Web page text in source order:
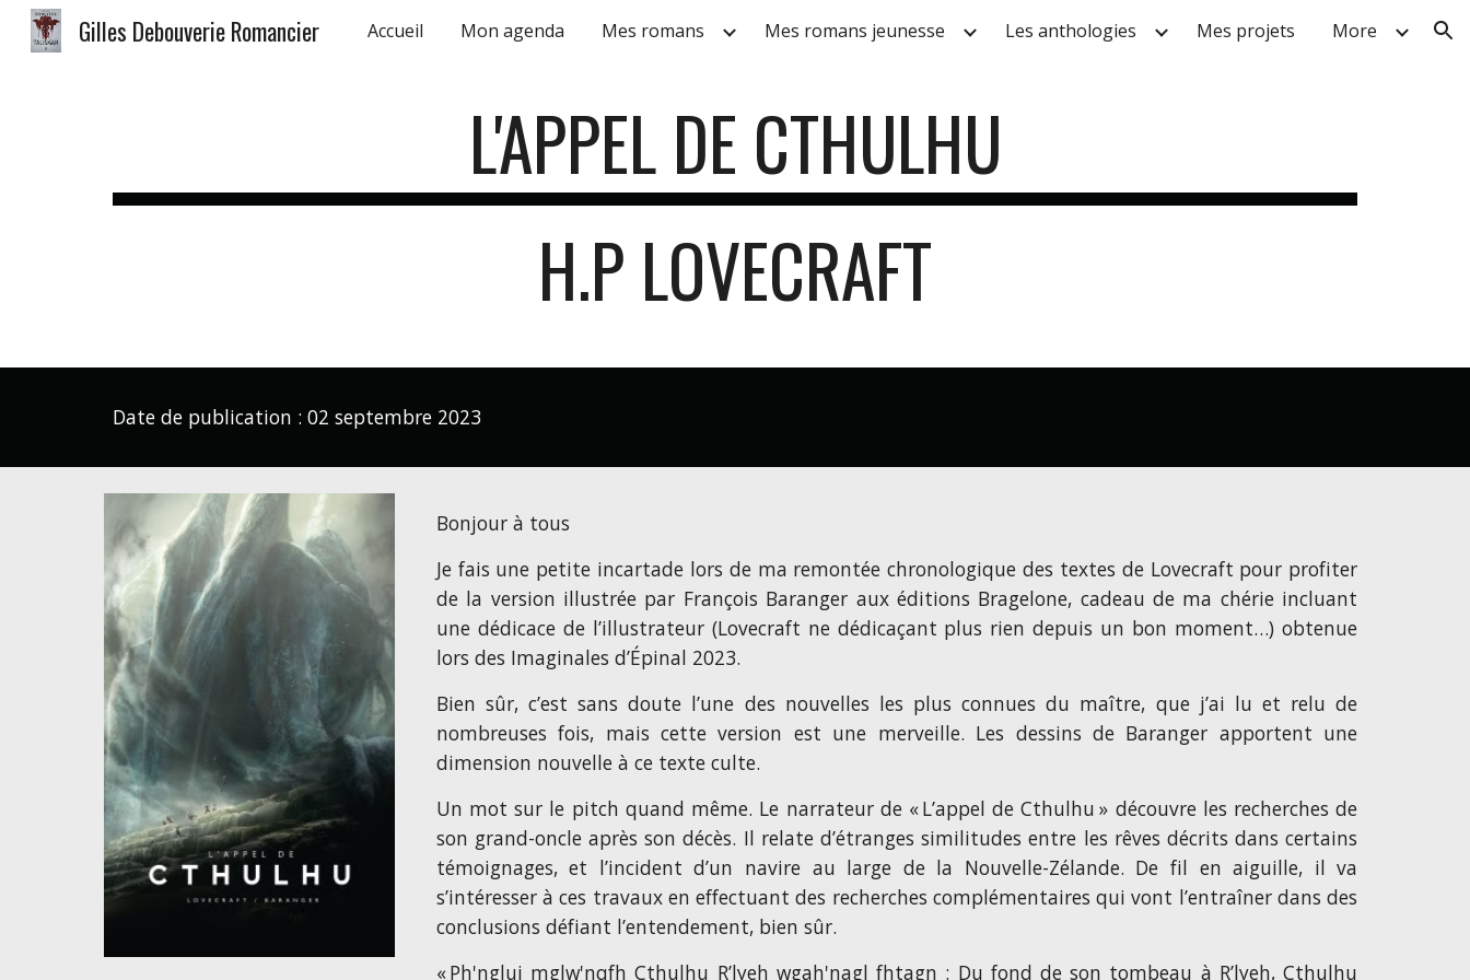
Skip to main content Skip to navigation
Gilles Debouverie Romancier Accueil Mon agenda Mes romans Mes romans jeunesse Les anthologies Mes projets More
L'APPEL DE CTHULHU
H.P LOVECRAFT
Date de publication : 02 septembre2023
Bonjour à tous
Je fais une petite incartade lors de ma remontée chronologique des textes de Lovecraft pour profiter
de la version illustrée par François Baranger aux éditions Bragelone, cadeau de ma chérie incluant
une dédicace de l’illustrateur (Lovecraft ne dédicaçant plus rien depuis un bon moment…) obtenue
lors des Imaginales d’Épinal 2023.
Bien sûr, c’est sans doute l’une des nouvelles les plus connues du maître, que j’ai lu et relu de
nombreuses fois, mais cette version est une merveille. Les dessins de Baranger apportent une
dimension nouvelle à ce texte culte.
Un mot sur le pitch quand même. Le narrateur de « L’appel de Cthulhu » découvre les recherches de
son grand-oncle après son décès. Il relate d’étranges similitudes entre les rêves décrits dans certains
témoignages, et l’incident d’un navire au large de la Nouvelle-Zélande. De fil en aiguille, il va
s’intéresser à ces travaux en effectuant des recherches complémentaires qui vont l’entraîner dans des
conclusions défiant l’entendement, bien sûr.
« Ph'nglui mglw'nqfh Cthulhu R’lyeh wgah'nagl fhtagn : Du fond de son tombeau à R’lyeh, Cthulhu